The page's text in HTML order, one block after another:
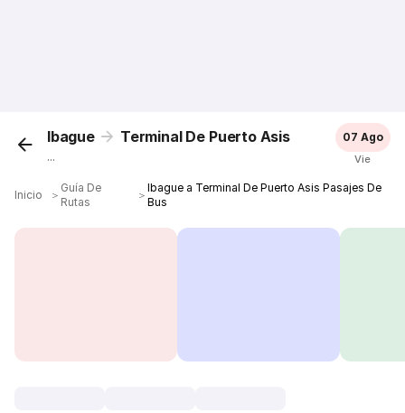
Ibague Terminal De Puerto Asis
...
07 Ago
Vie
Inicio ＞
Guía De
Rutas
＞
Ibague a Terminal De Puerto Asis Pasajes De
Bus